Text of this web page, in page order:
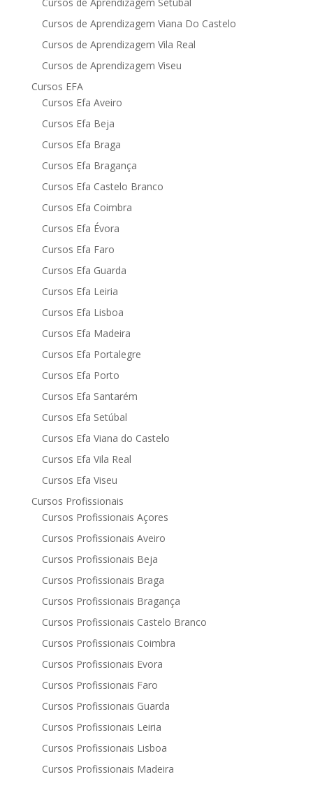
Cursos de Aprendizagem Viana Do Castelo
Cursos de Aprendizagem Vila Real
Cursos de Aprendizagem Viseu
Cursos EFA
Cursos Efa Aveiro
Cursos Efa Beja
Cursos Efa Braga
Cursos Efa Bragança
Cursos Efa Castelo Branco
Cursos Efa Coimbra
Cursos Efa Évora
Cursos Efa Faro
Cursos Efa Guarda
Cursos Efa Leiria
Cursos Efa Lisboa
Cursos Efa Madeira
Cursos Efa Portalegre
Cursos Efa Porto
Cursos Efa Santarém
Cursos Efa Setúbal
Cursos Efa Viana do Castelo
Cursos Efa Vila Real
Cursos Efa Viseu
Cursos Profissionais
Cursos Profissionais Açores
Cursos Profissionais Aveiro
Cursos Profissionais Beja
Cursos Profissionais Braga
Cursos Profissionais Bragança
Cursos Profissionais Castelo Branco
Cursos Profissionais Coimbra
Cursos Profissionais Evora
Cursos Profissionais Faro
Cursos Profissionais Guarda
Cursos Profissionais Leiria
Cursos Profissionais Lisboa
Cursos Profissionais Madeira